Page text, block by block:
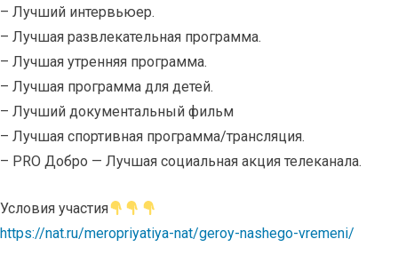
– Лучший интервьюер.
– Лучшая развлекательная программа.
– Лучшая утренняя программа.
– Лучшая программа для детей.
– Лучший документальный фильм
– Лучшая спортивная программа/трансляция.
– PRO Добро — Лучшая социальная акция телеканала.
Условия участия
https://nat.ru/meropriyatiya-nat/geroy-nashego-vremeni/